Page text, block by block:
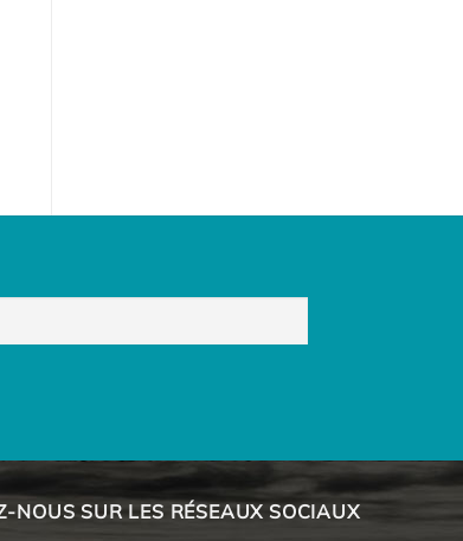
NOUS SUR LES RÉSEAUX SOCIAUX